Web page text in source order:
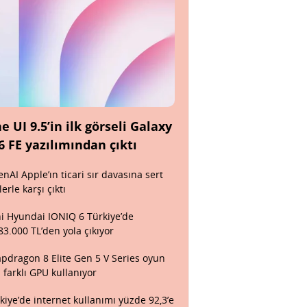
UI 9.5’in ilk görseli Galaxy
FE yazılımından çıktı
Apple’ın ticari sır davasına sert
karşı çıktı
Hyundai IONIQ 6 Türkiye’de
TL’den yola çıkıyor
8 Elite Gen 5 V Series oyun
GPU kullanıyor
internet kullanımı yüzde 92,3’e